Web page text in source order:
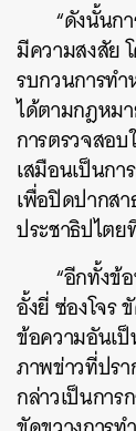
“ดังนั้นก
มีความสงสัย
รบกวนการท
ได้ตามกฎหม
การตรวจสอ
เสมือนเป็นกา
เพื่อปิดปากส
ประชาธิปไต
“อีกทั้งข้
อั้งยี่ ซ่องโจร
ข้อความอันเ
ภาพข่าวที่ปร
กล่าวเป็นการ